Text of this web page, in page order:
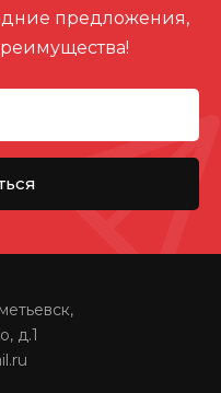
предложения,
д.1